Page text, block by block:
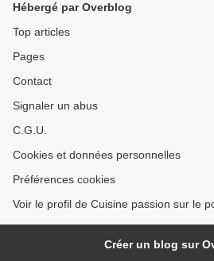
Hébergé par Overblog
Top articles
Pages
Contact
Signaler un abus
C.G.U.
Cookies et données personnelles
Préférences cookies
Voir le profil de Cuisine passion sur le
Créer un blog sur